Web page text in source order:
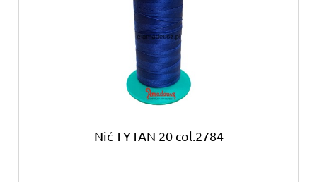
Nić TYTAN 20 col.2784